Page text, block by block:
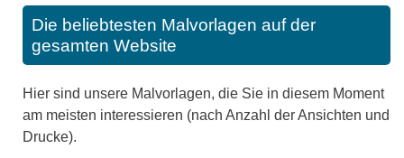
Die beliebtesten Malvorlagen auf der
gesamten Website
Hier sind unsere Malvorlagen, die Sie in diesem Moment
am meisten interessieren (nach Anzahl der Ansichten und
Drucke).